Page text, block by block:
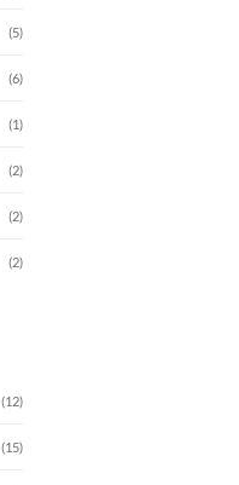
(5)
(6)
(1)
(2)
(2)
(2)
(12)
(15)